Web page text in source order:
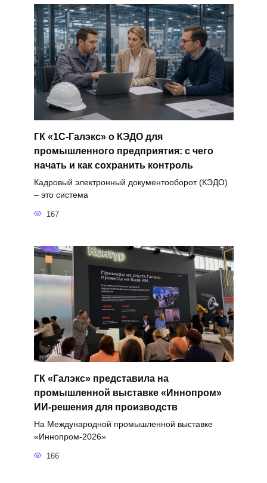
ГК «1С-Галэкс» о КЭДО для
промышленного предприятия: с чего
начать и как сохранить контроль
Кадровый электронный документооборот (КЭДО)
– это система
167
ГК «Галэкс» представила на
промышленной выставке «Иннопром»
ИИ-решения для производств
На Международной промышленной выставке
«Иннопром-2026»
166